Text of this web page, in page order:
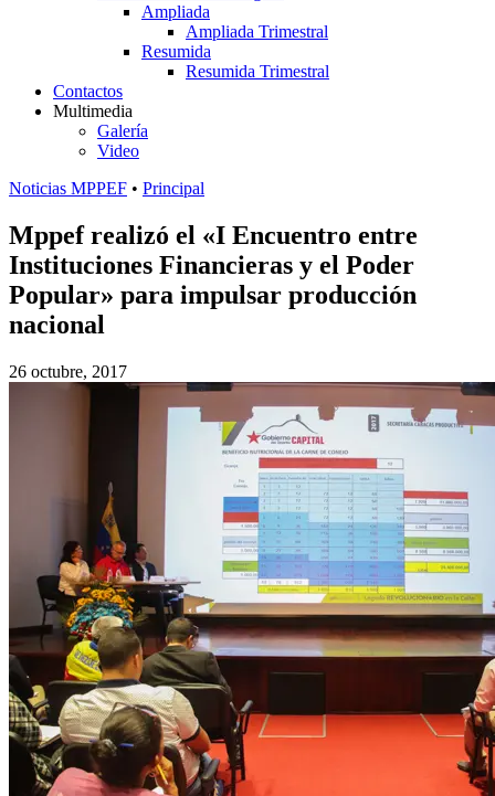
Ampliada
Ampliada Trimestral
Resumida
Resumida Trimestral
Contactos
Multimedia
Galería
Video
Noticias MPPEF • Principal
Mppef realizó el «I Encuentro entre
Instituciones Financieras y el Poder
Popular» para impulsar producción
nacional
26 octubre, 2017